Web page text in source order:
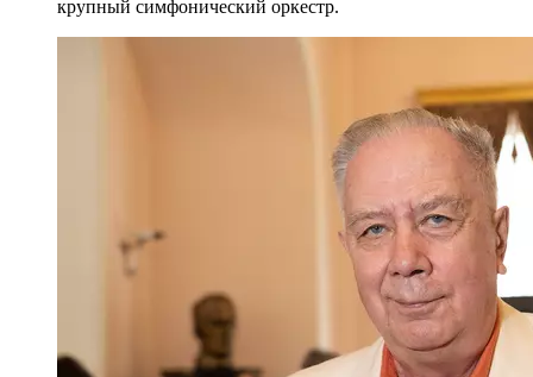
крупный симфонический оркестр.